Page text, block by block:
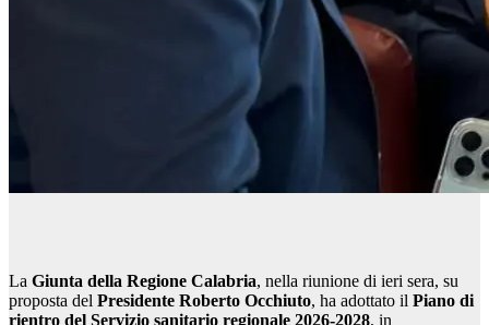
La Giunta della Regione Calabria, nella riunione di ieri sera, su
proposta del Presidente Roberto Occhiuto, ha adottato il Piano di
rientro del Servizio sanitario regionale 2026-2028, in